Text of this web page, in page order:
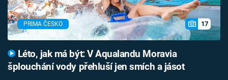
PRIMA ČESKO 17
Léto, jak má být: V Aqualandu Moravia
šplouchání vody přehluší jen smích a jásot